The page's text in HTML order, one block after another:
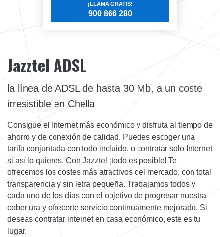
¡LLAMA GRATIS!
900 866 280
Jazztel ADSL
la línea de ADSL de hasta 30 Mb, a un coste
irresistible en Chella
Consigue el Internet más económico y disfruta al tiempo de
ahorro y de conexión de calidad. Puedes escoger una
tarifa conjuntada con todo incluido, o contratar solo Internet
si así lo quieres. Con Jazztel ¡todo es posible! Te
ofrecemos los costes más atractivos del mercado, con total
transparencia y sin letra pequeña. Trabajamos todos y
cada uno de los días con el objetivo de progresar nuestra
cobertura y ofrecerte servicio continuamente mejorado. Si
deseas contratar internet en casa económico, este es tu
lugar.